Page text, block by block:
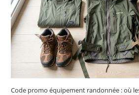
Code promo équipement randonnée : où